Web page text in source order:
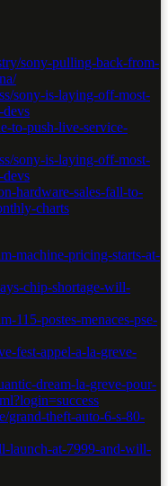
sony-pulling-back-from-
sony-is-laying-off-most-
devs
to-push-live-service-
sony-is-laying-off-most-
devs
hardware-sales-fall-to-
charts
machine-pricing-starts-at-
chip-shortage-will-
115-postes-menaces-pse-
fest-appel-a-la-greve-
dream-la-greve-pour-
grand-theft-auto-6-s-80-
launch-at-7999-and-will-